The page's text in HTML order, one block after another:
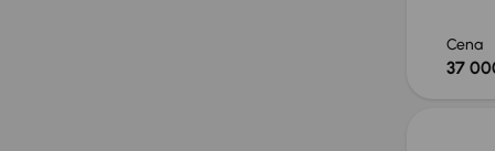
Cena
37